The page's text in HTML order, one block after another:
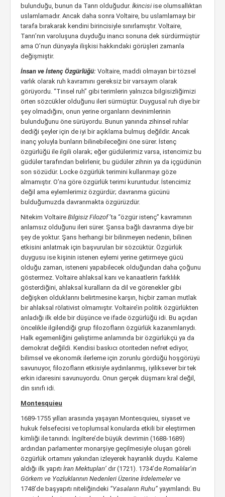
bulunduğu, bunun da Tanrı olduğudur. İkincisi ise olumsallıktan
uslamlamadır. Ancak daha sonra Voltaire, bu uslamlamayı bir
tarafa bırakarak kendini birincisiyle sınırlamıştır. Voltaire,
Tanrı’nın varoluşuna duyduğu inancı sonuna dek sürdürmüştür
ama O’nun dünyayla ilişkisi hakkındaki görüşleri zamanla
değişmiştir.
İnsan ve İstenç Özgürlüğü: Voltaire, maddi olmayan bir tözsel
varlık olarak ruh kavramını gereksiz bir varsayım olarak
görüyordu. “Tinsel ruh” gibi terimlerin yalnızca bilgisizliğimizi
örten sözcükler olduğunu ileri sürmüştür. Duygusal ruh diye bir
şey olmadığını, onun yerine organların devinimlerinin
bulunduğunu öne sürüyordu. Bunun yanında zihinsel ruhlar
dediği şeyler için de iyi bir açıklama bulmuş değildir. Ancak
inanç yoluyla bunların bilinebileceğini öne sürer. İstenç
özgürlüğü ile ilgili olarak; eğer güdülerimiz varsa, istencimiz bu
güdüler tarafından belirlenir, bu güdüler zihnin ya da içgüdünün
son sözüdür. Locke özgürlük terimini kullanmayı göze
almamıştır. O’na göre özgürlük terimi kuruntudur. İstencimiz
değil ama eylemlerimiz özgürdür; davranma gücünü
bulduğumuzda davranmakta özgürüzdür.
Nitekim Voltaire Bilgisiz Filozof’ta “özgür istenç” kavramının
anlamsız olduğunu ileri sürer. Şansa bağlı davranma diye bir
şey de yoktur. Şans herhangi bir bilinmeyen nedenin, bilinen
etkisini anlatmak için başvurulan bir sözcüktür. Özgürlük
duygusu ise kişinin istenen eylemi yerine getirmeye gücü
olduğu zaman, isteneni yapabilecek olduğundan daha çoğunu
göstermez. Voltaire ahlaksal kanı ve kanaatlerin farklılık
gösterdiğini, ahlaksal kuralların da dil ve görenekler gibi
değişken olduklarını belirtmesine karşın, hiçbir zaman mutlak
bir ahlaksal rölativist olmamıştır. Voltaire’in politik özgürlükten
anladığı ilk elde bir düşünce ve ifade özgürlüğü idi. Bu açıdan
öncelikle ilgilendiği grup filozofların özgürlük kazanımlarıydı.
Halk egemenliğini geliştirme anlamında bir özgürlükçü ya da
demokrat değildi. Kendisi baskıcı otoriteden nefret ediyor,
bilimsel ve ekonomik ilerleme için zorunlu gördüğü hoşgörüyü
savunuyor, filozofların etkisiyle aydınlanmış, iyiliksever bir tek
erkin idaresini savunuyordu. Onun gerçek düşmanı kral değil,
din sınıfı idi.
Montesquieu
1689-1755 yılları arasında yaşayan Montesquieu, siyaset ve
hukuk felsefecisi ve toplumsal konularda etkili bir eleştirmen
kimliği ile tanındı. İngiltere’de büyük devrimin (1688-1689)
ardından parlamenter monarşiye geçilmesiyle oluşan göreli
özgürlük ortamını yakından izleyerek hayranlık duydu. Kaleme
aldığı ilk yapıtı İran Mektupları’ dır (1721). 1734’de Romalılar’ın
Görkem ve Yozluklarının Nedenleri Üzerine İrdelemelerve
1748’de başyapıtı niteliğindeki “Yasaların Ruhu” yayımlandı. Bu